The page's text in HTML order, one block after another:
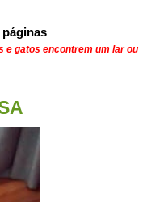
e gatos encontrem um lar ou